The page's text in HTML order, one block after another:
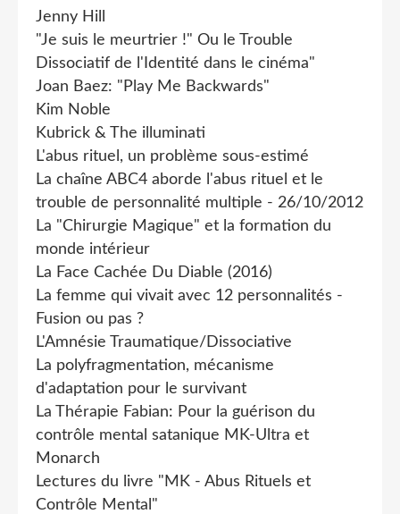
Jenny Hill
"Je suis le meurtrier !" Ou le Trouble
Dissociatif de l'Identité dans le cinéma"
Joan Baez: "Play Me Backwards"
Kim Noble
Kubrick & The illuminati
L'abus rituel, un problème sous-estimé
La chaîne ABC4 aborde l'abus rituel et le
trouble de personnalité multiple - 26/10/2012
La "Chirurgie Magique" et la formation du
monde intérieur
La Face Cachée Du Diable (2016)
La femme qui vivait avec 12 personnalités -
Fusion ou pas ?
L'Amnésie Traumatique/Dissociative
La polyfragmentation, mécanisme
d'adaptation pour le survivant
La Thérapie Fabian: Pour la guérison du
contrôle mental satanique MK-Ultra et
Monarch
Lectures du livre "MK - Abus Rituels et
Contrôle Mental"